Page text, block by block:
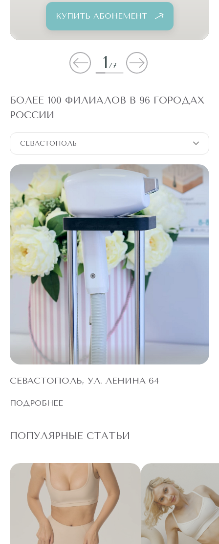
КУПИТЬ АБОНЕМЕНТ
1 /7
БОЛЕЕ 100 ФИЛИАЛОВ В 96 ГОРОДАХ
РОССИИ
СЕВАСТОПОЛЬ
СЕВАСТОПОЛЬ, УЛ. ЛЕНИНА 64
ПОДРОБНЕЕ
ПОПУЛЯРНЫЕ СТАТЬИ